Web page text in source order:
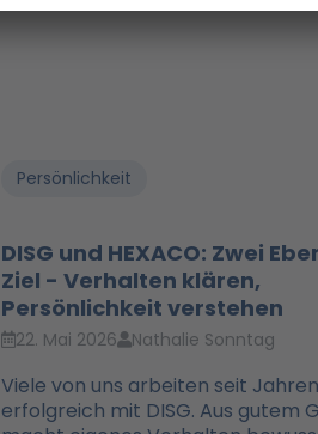
Persönlichkeit
DISG und HEXACO: Zwei
Ziel - Verhalten klären,
Persönlichkeit verstehen
22. Mai 2026 Nathalie Sonntag
Viele von uns arbeiten seit Jahren
erfolgreich mit DISG. Aus gutem